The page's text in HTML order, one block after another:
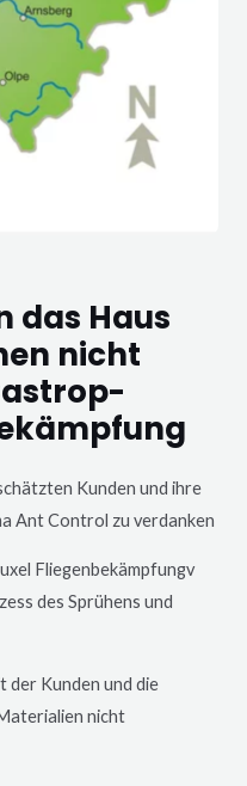
das Haus
nicht
Kunden und ihre
Ant Control zu verdanken
Fliegenbekämpfungv
des Sprühens und
der Kunden und die
nicht